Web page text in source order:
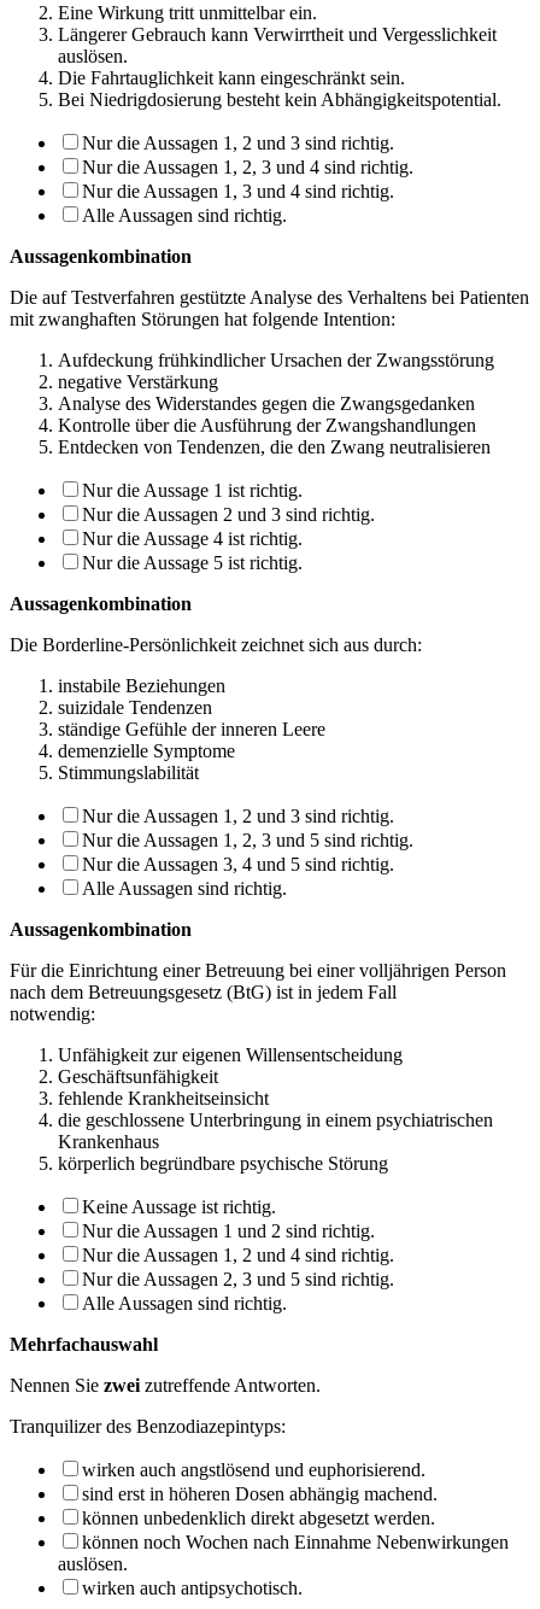
Eine Wirkung tritt unmittelbar ein.
Längerer Gebrauch kann Verwirrtheit und Vergesslichkeit
auslösen.
Die Fahrtauglichkeit kann eingeschränkt sein.
Bei Niedrigdosierung besteht kein Abhängigkeitspotential.
Nur die Aussagen 1, 2 und 3 sind richtig.
Nur die Aussagen 1, 2, 3 und 4 sind richtig.
Nur die Aussagen 1, 3 und 4 sind richtig.
Alle Aussagen sind richtig.
Aussagenkombination
Die auf Testverfahren gestützte Analyse des Verhaltens bei Patienten
mit zwanghaften Störungen hat folgende Intention:
Aufdeckung frühkindlicher Ursachen der Zwangsstörung
negative Verstärkung
Analyse des Widerstandes gegen die Zwangsgedanken
Kontrolle über die Ausführung der Zwangshandlungen
Entdecken von Tendenzen, die den Zwang neutralisieren
Nur die Aussage 1 ist richtig.
Nur die Aussagen 2 und 3 sind richtig.
Nur die Aussage 4 ist richtig.
Nur die Aussage 5 ist richtig.
Aussagenkombination
Die Borderline-Persönlichkeit zeichnet sich aus durch:
instabile Beziehungen
suizidale Tendenzen
ständige Gefühle der inneren Leere
demenzielle Symptome
Stimmungslabilität
Nur die Aussagen 1, 2 und 3 sind richtig.
Nur die Aussagen 1, 2, 3 und 5 sind richtig.
Nur die Aussagen 3, 4 und 5 sind richtig.
Alle Aussagen sind richtig.
Aussagenkombination
Für die Einrichtung einer Betreuung bei einer volljährigen Person
nach dem Betreuungs­gesetz (BtG) ist in jedem Fall
notwendig:
Unfähigkeit zur eigenen Willensentscheidung
Geschäftsunfähigkeit
fehlende Krankheitseinsicht
die geschlossene Unterbringung in einem psychiatrischen
Krankenhaus
körperlich begründbare psychische Störung
Keine Aussage ist richtig.
Nur die Aussagen 1 und 2 sind richtig.
Nur die Aussagen 1, 2 und 4 sind richtig.
Nur die Aussagen 2, 3 und 5 sind richtig.
Alle Aussagen sind richtig.
Mehrfachauswahl
Nennen Sie zwei zutreffende Antworten.
Tranquilizer des Benzodiazepintyps:
wirken auch angstlösend und euphorisierend.
sind erst in höheren Dosen abhängig machend.
können unbedenklich direkt abgesetzt werden.
können noch Wochen nach Einnahme Nebenwirkungen
auslösen.
wirken auch antipsychotisch.